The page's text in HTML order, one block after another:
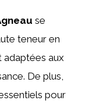
se
teneur en
adaptées aux
De plus,
pour